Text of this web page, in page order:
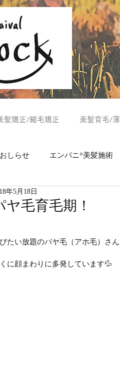
髪矯正/縮毛矯正 美髪育毛/
おしらせ エンパニ®美髪施術
美肌通信
ヤ毛育毛期！
年5月18日
たい放題のパヤ毛（アホ毛）さん
に顔まわりに多発しています💦